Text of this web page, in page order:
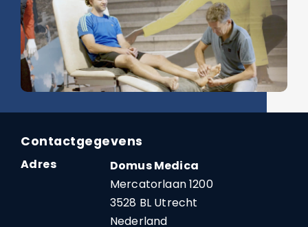
Contactgegevens
Adres
Domus Medica
Mercatorlaan 1200
3528 BL Utrecht
Nederland